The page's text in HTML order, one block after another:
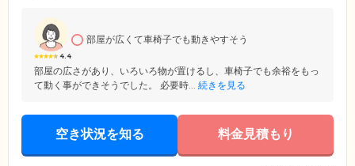
4.4
部屋が広くて車椅子でも動きやすそう
部屋の広さがあり、いろいろ物が置けるし、車椅子でも余裕をもっ
て動く事ができそうでした。 必要時... 続きを見る
空き状況を知る 料金見積もり